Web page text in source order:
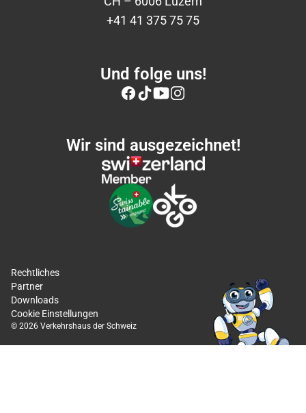
+41 41 375 75 75
Und folge uns!
Wir sind ausgezeichnet!
Rechtliches
Partner
Downloads
Cookie Einstellungen
© 2026 Verkehrshaus der Schweiz